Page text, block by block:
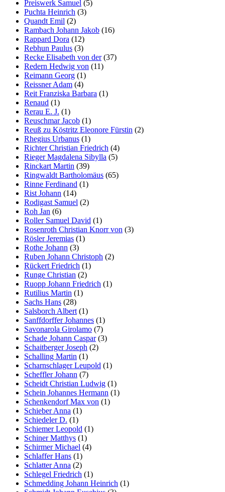
Preiswerk Samuel (5)
Puchta Heinrich (3)
Quandt Emil (2)
Rambach Johann Jakob (16)
Rappard Dora (12)
Rebhun Paulus (3)
Recke Elisabeth von der(37)
Redern Hedwig von (11)
Reimann Georg (1)
Reissner Adam (4)
Reit Franziska Barbara (1)
Renaud (1)
Rerau E. J. (1)
Reuschmar Jacob (1)
Reuß zu Köstritz Eleonore Fürstin (2)
Rhegius Urbanus (1)
Richter Christian Friedrich (4)
Rieger Magdalena Sibylla (5)
Rinckart Martin (39)
Ringwaldt Bartholomäus (65)
Rinne Ferdinand (1)
Rist Johann (14)
Rodigast Samuel (2)
Roh Jan (6)
Roller Samuel David (1)
Rosenroth Christian Knorr von (3)
Rösler Jeremias (1)
Rothe Johann (3)
Ruben Johann Christoph (2)
Rückert Friedrich (1)
Runge Christian (2)
Ruopp Johann Friedrich (1)
Rutilius Martin (1)
Sachs Hans (28)
Salsborch Albert (1)
Sanffdorffer Johannes (1)
Savonarola Girolamo (7)
Schade Johann Caspar(3)
Schaitberger Joseph (2)
Schalling Martin (1)
Scharnschlager Leupold (1)
Scheffler Johann (7)
Scheidt Christian Ludwig (1)
Schein Johannes Hermann (1)
Schenkendorf Max von (1)
Schieber Anna (1)
Schiedeler D. (1)
Schiemer Leopold (1)
Schiner Matthys (1)
Schirmer Michael (4)
Schlaffer Hans (1)
Schlatter Anna (2)
Schlegel Friedrich (1)
Schmedding Johann Heinrich (1)